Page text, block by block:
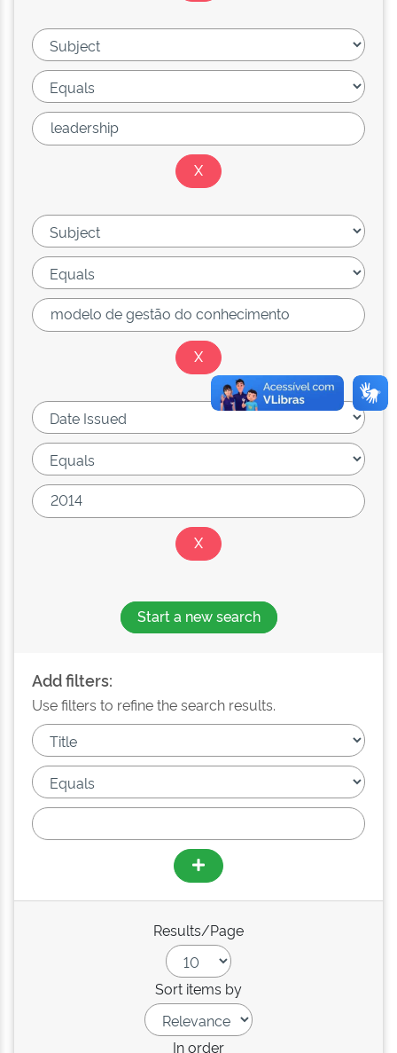
Start a new search
Add filters:
Use filters to refine the search results.
Results/Page
Sort items by
In order